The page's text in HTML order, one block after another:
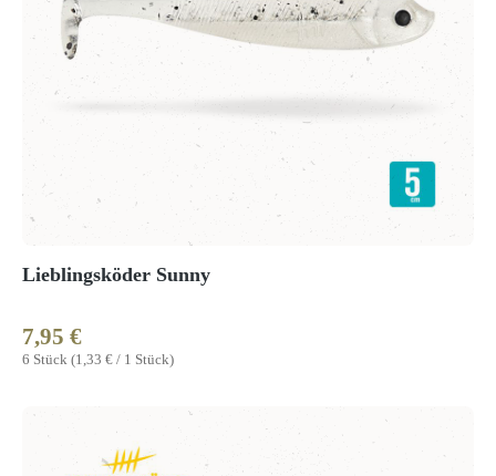
Lieblingsköder Sunny
6 Stück (1,33 € / 1 Stück)
Regulärer Preis:
7,95 €